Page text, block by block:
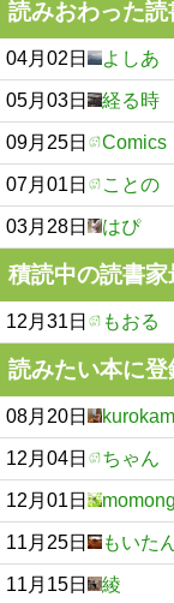
読みおわった
04月02日 よしあ
05月03日 経る時
09月25日 Comics
07月01日 ことの
03月28日 はぴ
積読中の読書
12月31日 もおる
読みたい本に
08月20日
12月04日 ちゃん
12月01日
11月25日 もいた
11月15日 綾